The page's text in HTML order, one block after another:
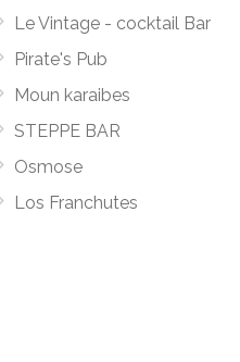
Le Vintage - cocktail Bar
Pirate's Pub
Moun karaibes
STEPPE BAR
Osmose
Los Franchutes